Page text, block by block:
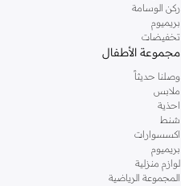
ركن الوسامة
بريميوم
تخفيضات
مجموعة الأطفال
وصلنا حديثاً
ملابس
احذية
شنط
اكسسوارات
بريميوم
لوازم منزلية
المجموعة الرياضية